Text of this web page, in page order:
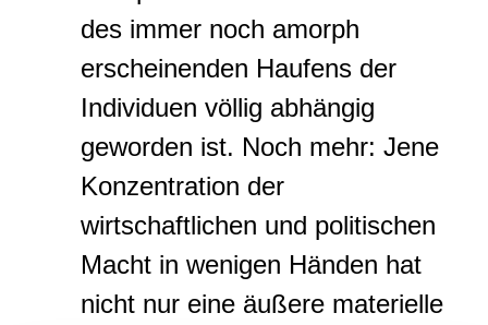
des immer noch amorph
erscheinenden Haufens der
Individuen völlig abhängig
geworden ist. Noch mehr: Jene
Konzentration der
wirtschaftlichen und politischen
Macht in wenigen Händen hat
nicht nur eine äußere materielle